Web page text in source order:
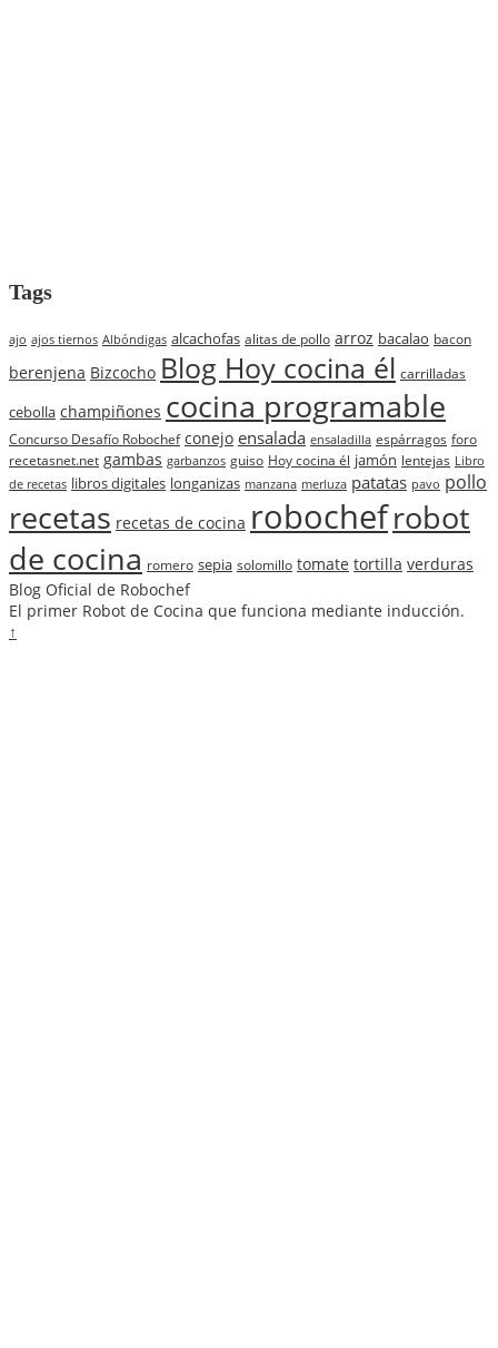
Tags
ajo ajos tiernos Albóndigas alcachofas alitas de pollo arroz bacalao bacon
berenjena Bizcocho Blog Hoy cocina él carrilladas
cebolla champiñones cocina programable
Concurso Desafío Robochef conejo ensalada ensaladilla espárragos foro
recetasnet.net gambas garbanzos guiso Hoy cocina él jamón lentejas Libro
de recetas libros digitales longanizas manzana merluza patatas pavo pollo
recetas recetas de cocina robochefrobot
de cocina romero sepia solomillo tomate tortilla verduras
Blog Oficial de Robochef
El primer Robot de Cocina que funciona mediante inducción.
↑